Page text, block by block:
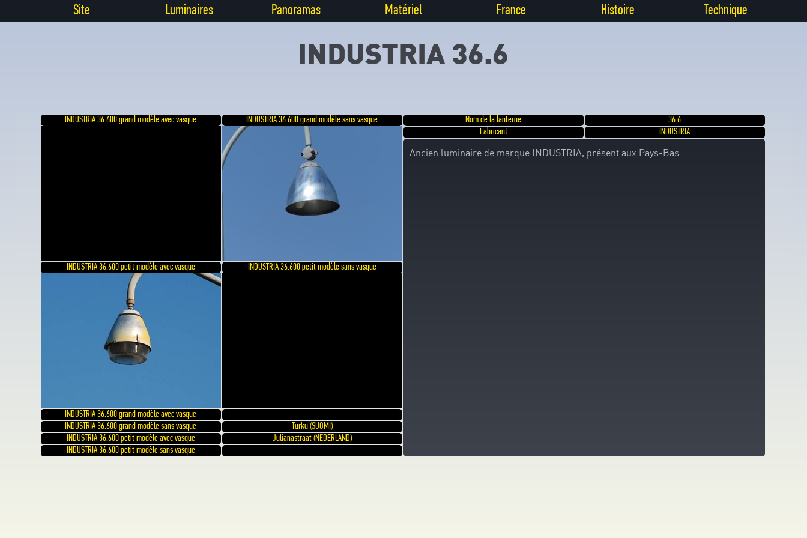
Site Luminaires Panoramas Matériel France Histoire Technique
INDUSTRIA 36.6
INDUSTRIA 36.600 grand modèle avec vasque INDUSTRIA 36.600 grand modèle sans vasque
INDUSTRIA 36.600 petit modèle avec vasque INDUSTRIA 36.600 petit modèle sans vasque
INDUSTRIA 36.600 grand modèle avec vasque
-
INDUSTRIA 36.600 grand modèle sans vasque
Turku (SUOMI)
INDUSTRIA 36.600 petit modèle avec vasque
Julianastraat (NEDERLAND)
INDUSTRIA 36.600 petit modèle sans vasque
-
Nom de la lanterne
36.6
Fabricant
INDUSTRIA
Ancien luminaire de marque INDUSTRIA, présent aux Pays-Bas